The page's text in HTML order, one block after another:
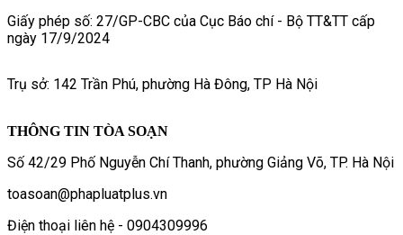
Giấy phép số: 27/GP-CBC của Cục Báo chí - Bộ TT&TT cấp
ngày 17/9/2024
Trụ sở: 142 Trần Phú, phường Hà Đông, TP Hà Nội
THÔNG TIN TÒA SOẠN
Số 42/29 Phố Nguyễn Chí Thanh, phường Giảng Võ, TP. Hà Nội
toasoan@phapluatplus.vn
Điện thoại liên hệ - 0904309996